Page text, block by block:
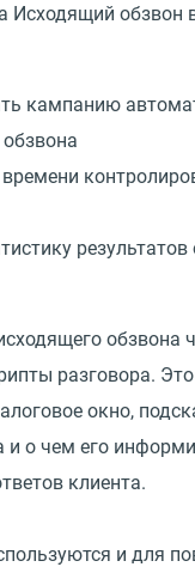
Исходящий обзвон
кампанию
результатов
обзвона
разговора.
окно,
и о чем его
клиента.
и для